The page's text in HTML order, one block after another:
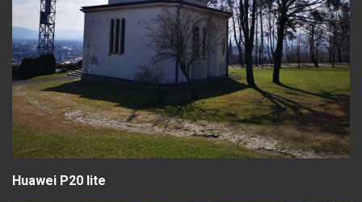
Huawei P20 lite